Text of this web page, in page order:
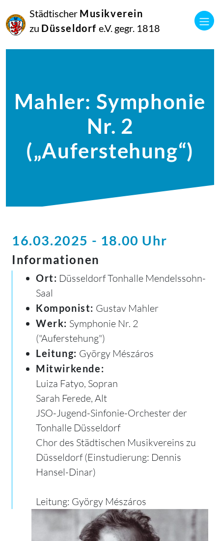
Städtischer Musikverein
zu Düsseldorf e.V. gegr. 1818
Mahler: Symphonie
Nr. 2
(„Auferstehung“)
16.03.2025 - 18.00 Uhr
Informationen
Ort: Düsseldorf Tonhalle Mendelssohn-
Saal
Komponist: Gustav Mahler
Werk: Symphonie Nr. 2
("Auferstehung")
Leitung: György Mészáros
Mitwirkende:
Luiza Fatyo, Sopran
Sarah Ferede, Alt
JSO-Jugend-Sinfonie-Orchester der
Tonhalle Düsseldorf
Chor des Städtischen Musikvereins zu
Düsseldorf (Einstudierung: Dennis
Hansel-Dinar)
Leitung: György Mészáros